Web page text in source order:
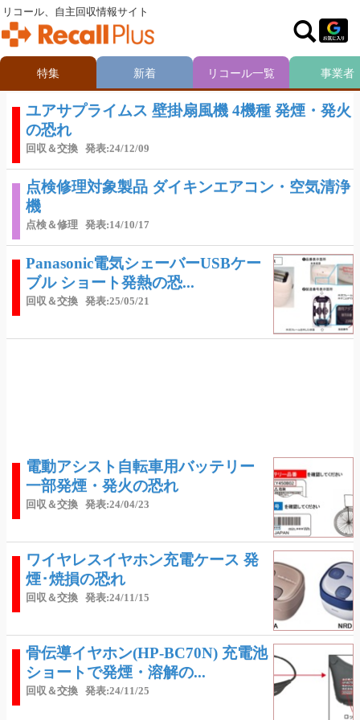
ユアサプライムス 壁掛扇風機 4機種 発煙・発火
の恐れ
回収＆交換 発表:24/12/09
点検修理対象製品 ダイキンエアコン・空気清浄
機
点検＆修理 発表:14/10/17
Panasonic電気シェーバーUSBケー
ブル ショート発熱の恐...
回収＆交換 発表:25/05/21
電動アシスト自転車用バッテリー
一部発煙・発火の恐れ
回収＆交換 発表:24/04/23
ワイヤレスイヤホン充電ケース 発
煙･焼損の恐れ
回収＆交換 発表:24/11/15
骨伝導イヤホン(HP-BC70N) 充電池
ショートで発煙・溶解の...
回収＆交換 発表:24/11/25
リコール、自主回収情報サイト
特集 新着 リコール一覧 事業者